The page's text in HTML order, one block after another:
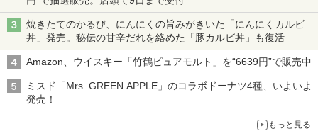
焼きたてのかるび、にんにくの旨みがきいた「にんにくカルビ
丼」発売。秘伝の甘辛だれを絡めた「豚カルビ丼」も復活
Amazon、ウイスキー「竹鶴ピュアモルト」を“6639円”で販売中
ミスド「Mrs. GREEN APPLE」のコラボドーナツ4種、いよいよ
発売！
もっと見る